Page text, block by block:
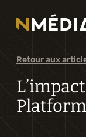
Services
Services
Analyse
Retour aux